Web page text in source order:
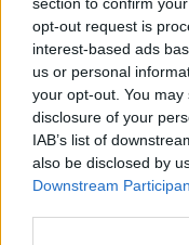
opt-out request is
interest-based ads
us or personal
your opt-out. You
disclosure of your
IAB’s list of
also be disclosed by
Downstream
Νέο φάρμακο για
απώλεια βάρους
εβδομάδα
Μαγειρικά σκεύη
μελέτες